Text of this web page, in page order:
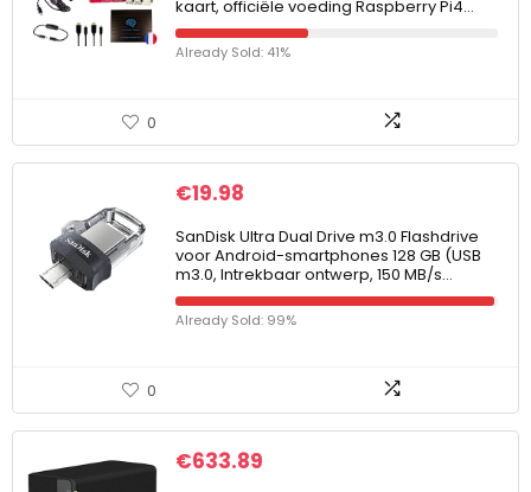
kaart, officiële voeding Raspberry Pi4…
Already Sold: 41%
0
€19.98
SanDisk Ultra Dual Drive m3.0 Flashdrive
voor Android-smartphones 128 GB (USB
m3.0, Intrekbaar ontwerp, 150 MB/s…
Already Sold: 99%
0
€633.89